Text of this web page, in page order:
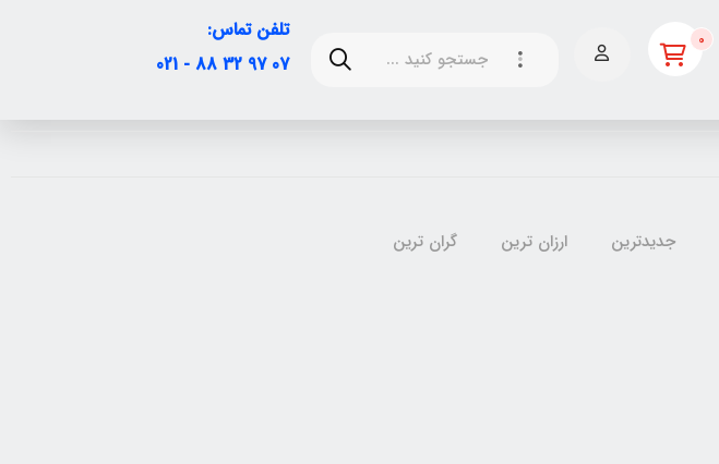
0
تلفن تماس:
07 97 32 88 - 021
جدیدترین ارزان ترین گران ترین